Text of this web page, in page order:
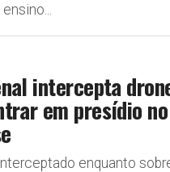
intercepta
em presídio
enquanto